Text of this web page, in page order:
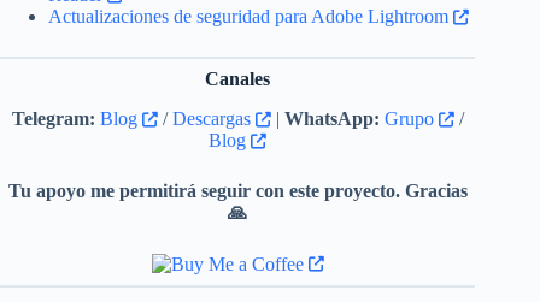
Actualizaciones de seguridad para Adobe Lightroom
Canales
Telegram: Blog /Descargas | WhatsApp: Grupo
/
Blog
Tu apoyo me permitirá seguir con este proyecto. Gracias
🙏